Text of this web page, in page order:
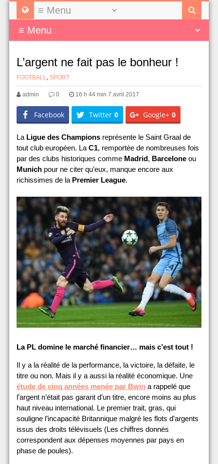
L’argent ne fait pas le bonheur !
FOOTBALL, SPORT
admin 0 16 h 44 min 7 avril 2017
Facebook Twitter 0 Google+ 0
La Ligue des Champions représente le Saint Graal de
tout club européen. La C1, remportée de nombreuses fois
par des clubs historiques comme Madrid, Barcelone ou
Munich pour ne citer qu’eux, manque encore aux
richissimes de la Premier League.
La PL domine le marché financier… mais c’est tout !
Il y a la réalité de la performance, la victoire, la défaite, le
titre ou non. Mais il y a aussi la réalité économique. Une
étude de cinq années menée par Bwin a rappelé que
l’argent n’était pas garant d’un titre, encore moins au plus
haut niveau international. Le premier trait, gras, qui
souligne l’incapacité Britannique malgré les flots d’argents
issus des droits télévisuels (Les chiffres donnés
correspondent aux dépenses moyennes par pays en
phase de poules).